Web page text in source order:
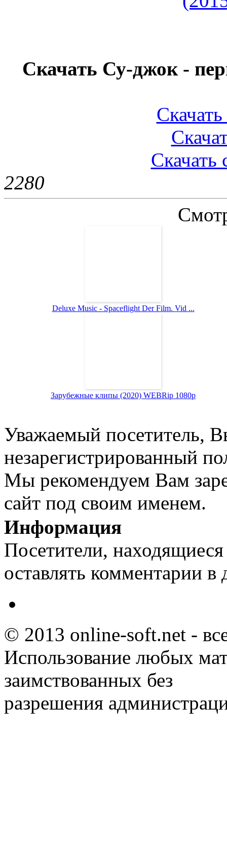
Скачать Су-джок -
Скачать
2280
Deluxe Music - Spaceflight Der Film. Vid ...
Зарубежные клипы (2020) WEBRip 1080p
Уважаемый посетитель,
незарегистрированный
Мы рекомендуем Вам
сайт под своим именем.
Информация
Посетители,
оставлять комментарии в
© 2013 online-soft.net -
Использование любых
заимствованных без
разрешения